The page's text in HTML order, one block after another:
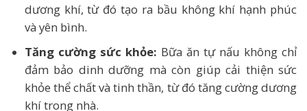
dương khí, từ đó tạo ra bầu không khí hạnh phúc
và yên bình.
Tăng cường sức khỏe: Bữa ăn tự nấu không chỉ
đảm bảo dinh dưỡng mà còn giúp cải thiện sức
khỏe thể chất và tinh thần, từ đó tăng cường dương
khí trong nhà.